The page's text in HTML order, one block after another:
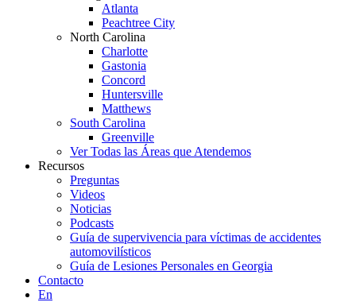
Atlanta
Peachtree City
North Carolina
Charlotte
Gastonia
Concord
Huntersville
Matthews
South Carolina
Greenville
Ver Todas las Áreas que Atendemos
Recursos
Preguntas
Videos
Noticias
Podcasts
Guía de supervivencia para víctimas de accidentes
automovilísticos
Guía de Lesiones Personales en Georgia
Contacto
En